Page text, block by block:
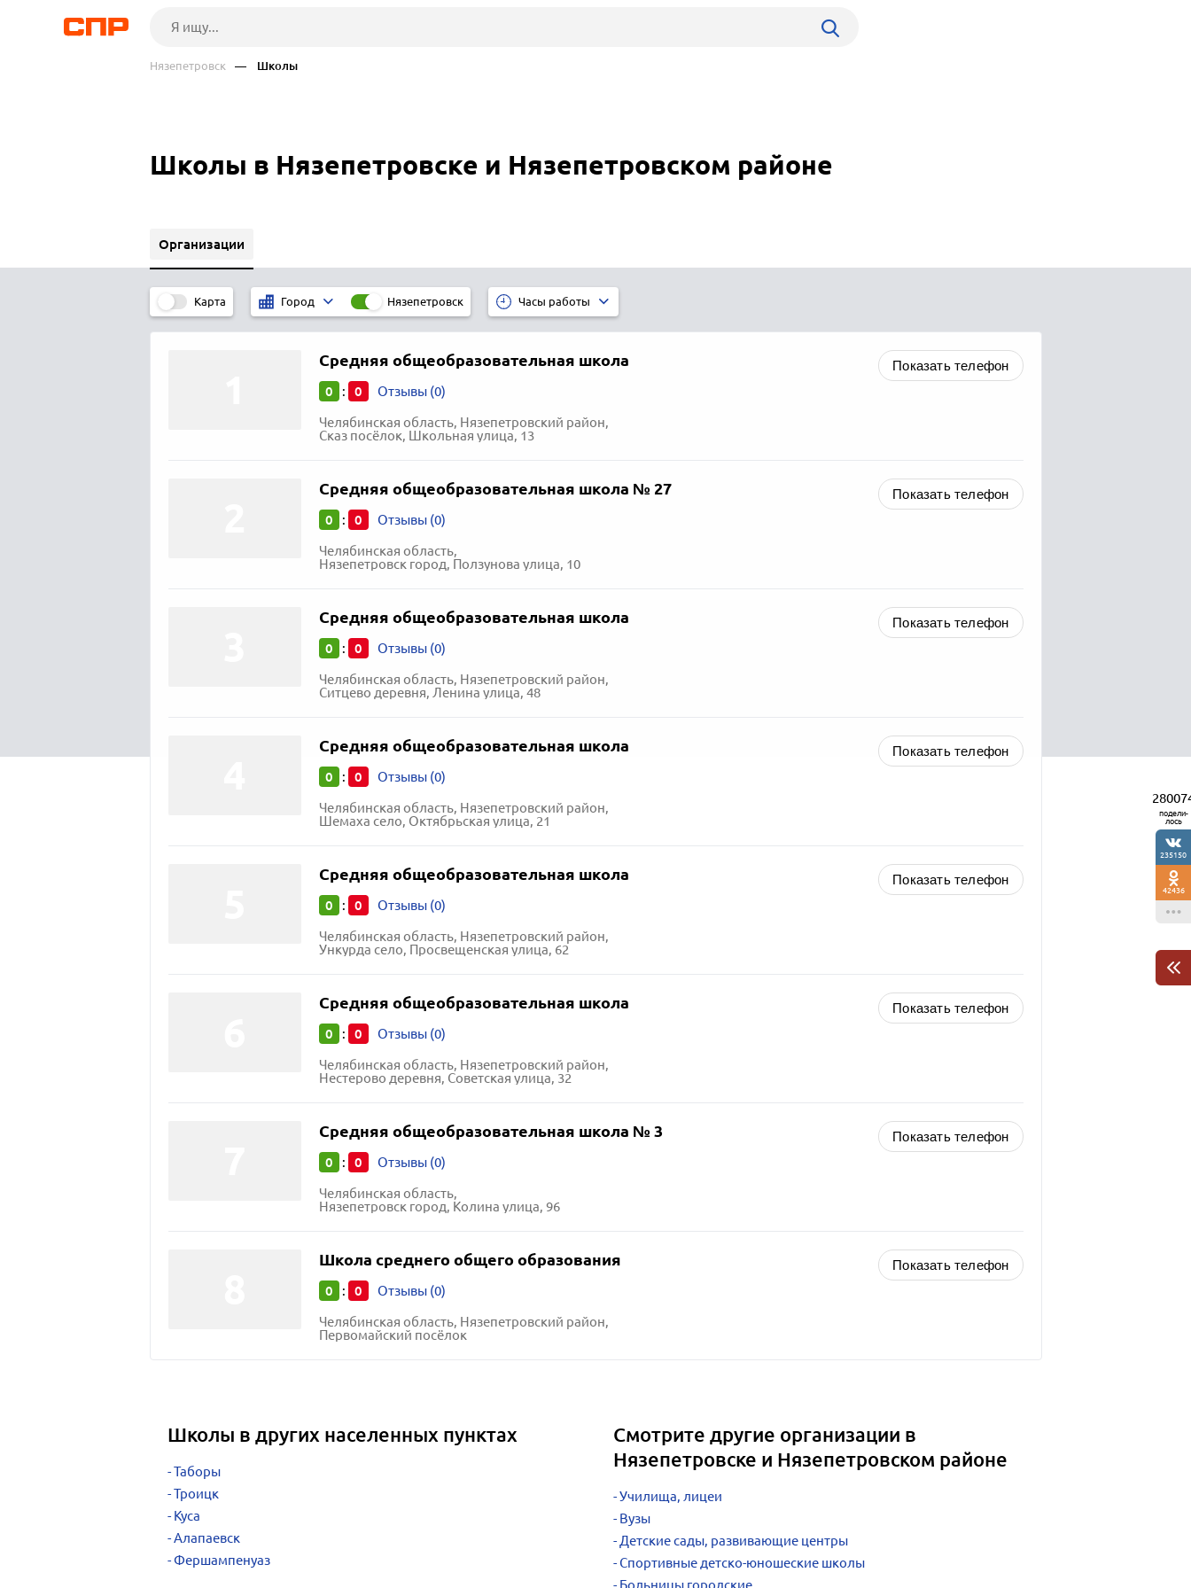
Нязепетровск — Школы
Школы в Нязепетровске и Нязепетровском районе
Организации
Карта Город Нязепетровск Часы работы
Средняя общеобразовательная школа
0 : 0 Отзывы (0)
Челябинская область, Нязепетровский район,
Сказ посёлок, Школьная улица, 13
Показать телефон
Средняя общеобразовательная школа № 27
0 : 0 Отзывы (0)
Челябинская область,
Нязепетровск город, Ползунова улица, 10
Показать телефон
Средняя общеобразовательная школа
0 : 0 Отзывы (0)
Челябинская область, Нязепетровский район,
Ситцево деревня, Ленина улица, 48
Показать телефон
Средняя общеобразовательная школа
0 : 0 Отзывы (0)
Челябинская область, Нязепетровский район,
Шемаха село, Октябрьская улица, 21
Показать телефон
Средняя общеобразовательная школа
0 : 0 Отзывы (0)
Челябинская область, Нязепетровский район,
Ункурда село, Просвещенская улица, 62
Показать телефон
Средняя общеобразовательная школа
0 : 0 Отзывы (0)
Челябинская область, Нязепетровский район,
Нестерово деревня, Советская улица, 32
Показать телефон
Средняя общеобразовательная школа № 3
0 : 0 Отзывы (0)
Челябинская область,
Нязепетровск город, Колина улица, 96
Показать телефон
Школа среднего общего образования
0 : 0 Отзывы (0)
Челябинская область, Нязепетровский район,
Первомайский посёлок
Показать телефон
Школы в других населенных пунктах
Таборы
Троицк
Куса
Алапаевск
Фершампенуаз
Смотрите другие организации в
Нязепетровске и Нязепетровском районе
Училища, лицеи
Вузы
Детские сады, развивающие центры
Спортивные детско-юношеские школы
Больницы городские
подели-
лось
235150
42436